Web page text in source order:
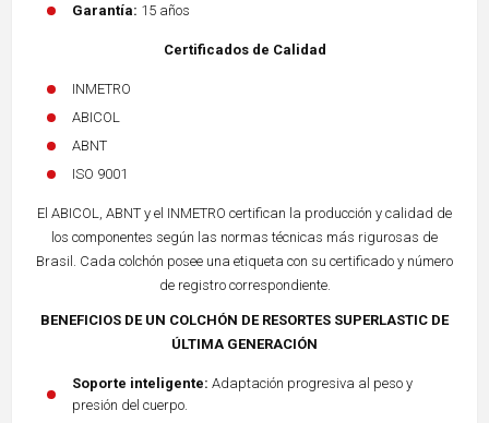
Garantía: 15 años
Certificados de Calidad
INMETRO
ABICOL
ABNT
ISO 9001
El ABICOL, ABNT y el INMETRO certifican la producción y calidad de
los componentes según las normas técnicas más rigurosas de
Brasil. Cada colchón posee una etiqueta con su certificado y número
de registro correspondiente.
BENEFICIOS DE UN COLCHÓN DE RESORTES SUPERLASTIC DE
ÚLTIMA GENERACIÓN
Soporte inteligente: Adaptación progresiva al peso y
presión del cuerpo.